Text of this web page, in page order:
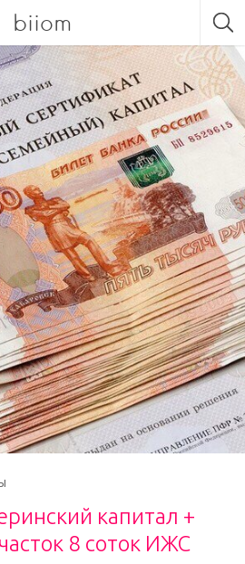
biiom
капитал +
8 соток ИЖС